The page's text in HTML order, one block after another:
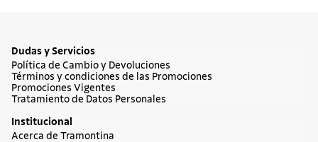
Dudas y Servicios
Política de Cambio y Devoluciones
Términos y condiciones de las Promociones
Promociones Vigentes
Tratamiento de Datos Personales
Institucional
Acerca de Tramontina